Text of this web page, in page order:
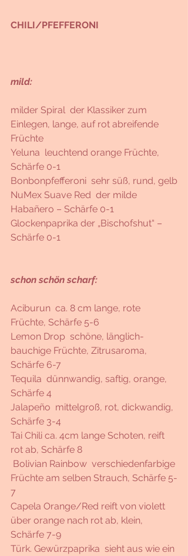
CHILI/PFEFFERONI
mild:
milder Spiral  der Klassiker zum
Einlegen, lange, auf rot abreifende
Früchte
Yeluna  leuchtend orange Früchte,
Schärfe 0-1
Bonbonpfefferoni  sehr süß, rund, gelb
NuMex Suave Red  der milde
Habañero – Schärfe 0-1
Glockenpaprika der „Bischofshut“ –
Schärfe 0-1
schon schön scharf:
Aciburun  ca. 8 cm lange, rote
Früchte, Schärfe 5-6
Lemon Drop  schöne, länglich-
bauchige Früchte, Zitrusaroma,
Schärfe 6-7
Tequila  dünnwandig, saftig, orange,
Schärfe 4
Jalapeño  mittelgroß, rot, dickwandig,
Schärfe 3-4
Tai Chili ca. 4cm lange Schoten, reift
rot ab, Schärfe 8
Früchte am selben Strauch, Schärfe 5-
7
Capela Orange/Red reift von violett
über orange nach rot ab, klein,
Schärfe 7-9
Türk. Gewürzpaprika  sieht aus wie ein